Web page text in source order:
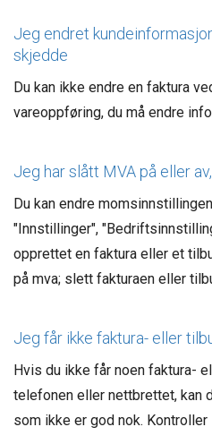
Jeg endret
skjedde
Du kan ikke endre en faktura
vareoppføring, du må endre
Jeg har slått MVA på eller
Du kan endre
"Innstillinger",
opprettet en faktura eller et
på mva; slett fakturaen eller
Jeg får ikke faktura- eller
Hvis du ikke får noen faktura-
telefonen eller nettbrettet, kan
som ikke er god nok.